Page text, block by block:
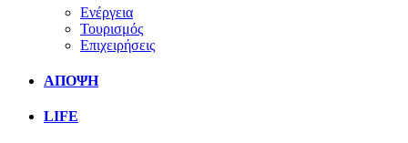
Ενέργεια
Τουρισμός
Επιχειρήσεις
ΑΠΟΨΗ
LIFE